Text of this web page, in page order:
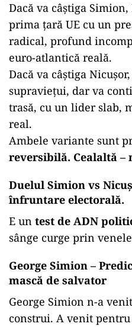
Dacă va câștiga
prima țară UE cu un
radical, profund
euro-atlantică reală.
Dacă va câștiga
supraviețui, dar va
trasă, cu un lider slab,
real.
Ambele variante sunt
reversibilă. Cealaltă –
Duelul Simion vs
înfruntare electorală.
E un test de ADN
sânge curge prin
George Simion –
mască de salvator
George Simion n-a
construi. A venit